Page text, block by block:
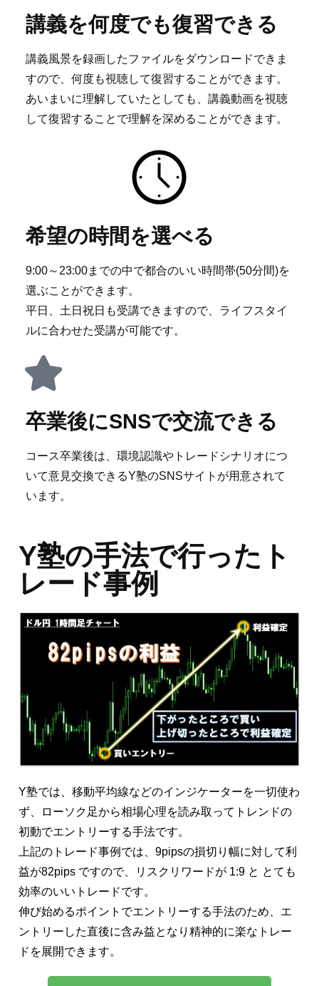
講義を何度でも復習できる
講義風景を録画したファイルをダウンロードできま
すので、何度も視聴して復習することができます。
あいまいに理解していたとしても、講義動画を視聴
して復習することで理解を深めることができます。
希望の時間を選べる
9:00～23:00までの中で都合のいい時間帯(50分間)を
選ぶことができます。
平日、土日祝日も受講できますので、ライフスタイ
ルに合わせた受講が可能です。
卒業後にSNSで交流できる
コース卒業後は、環境認識やトレードシナリオにつ
いて意見交換できるY塾のSNSサイト が用意されて
います。
Y塾の手法で行ったト
レード事例
Y塾では、移動平均線などのインジケーターを一切使わ
ず、ローソク足から相場心理を読み取ってトレンドの
初動でエントリーする手法です。
上記のトレード事例では、9pipsの損切り幅に対して利
益が82pips ですので、リスクリワードが 1:9 と とても
効率のいいトレードです。
伸び始めるポイントでエントリーする手法のため、エ
ントリーした直後に含み益となり精神的に楽なトレー
ドを展開できます。